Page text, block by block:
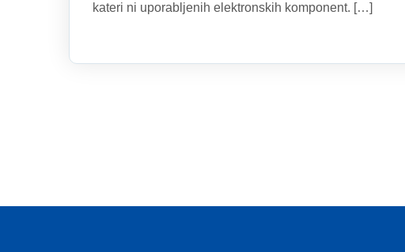
kateri ni uporabljenih elektronskih komponent. […]